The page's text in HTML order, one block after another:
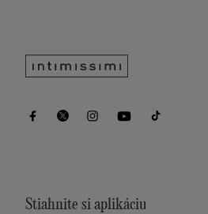
Stiahnite si aplikáciu